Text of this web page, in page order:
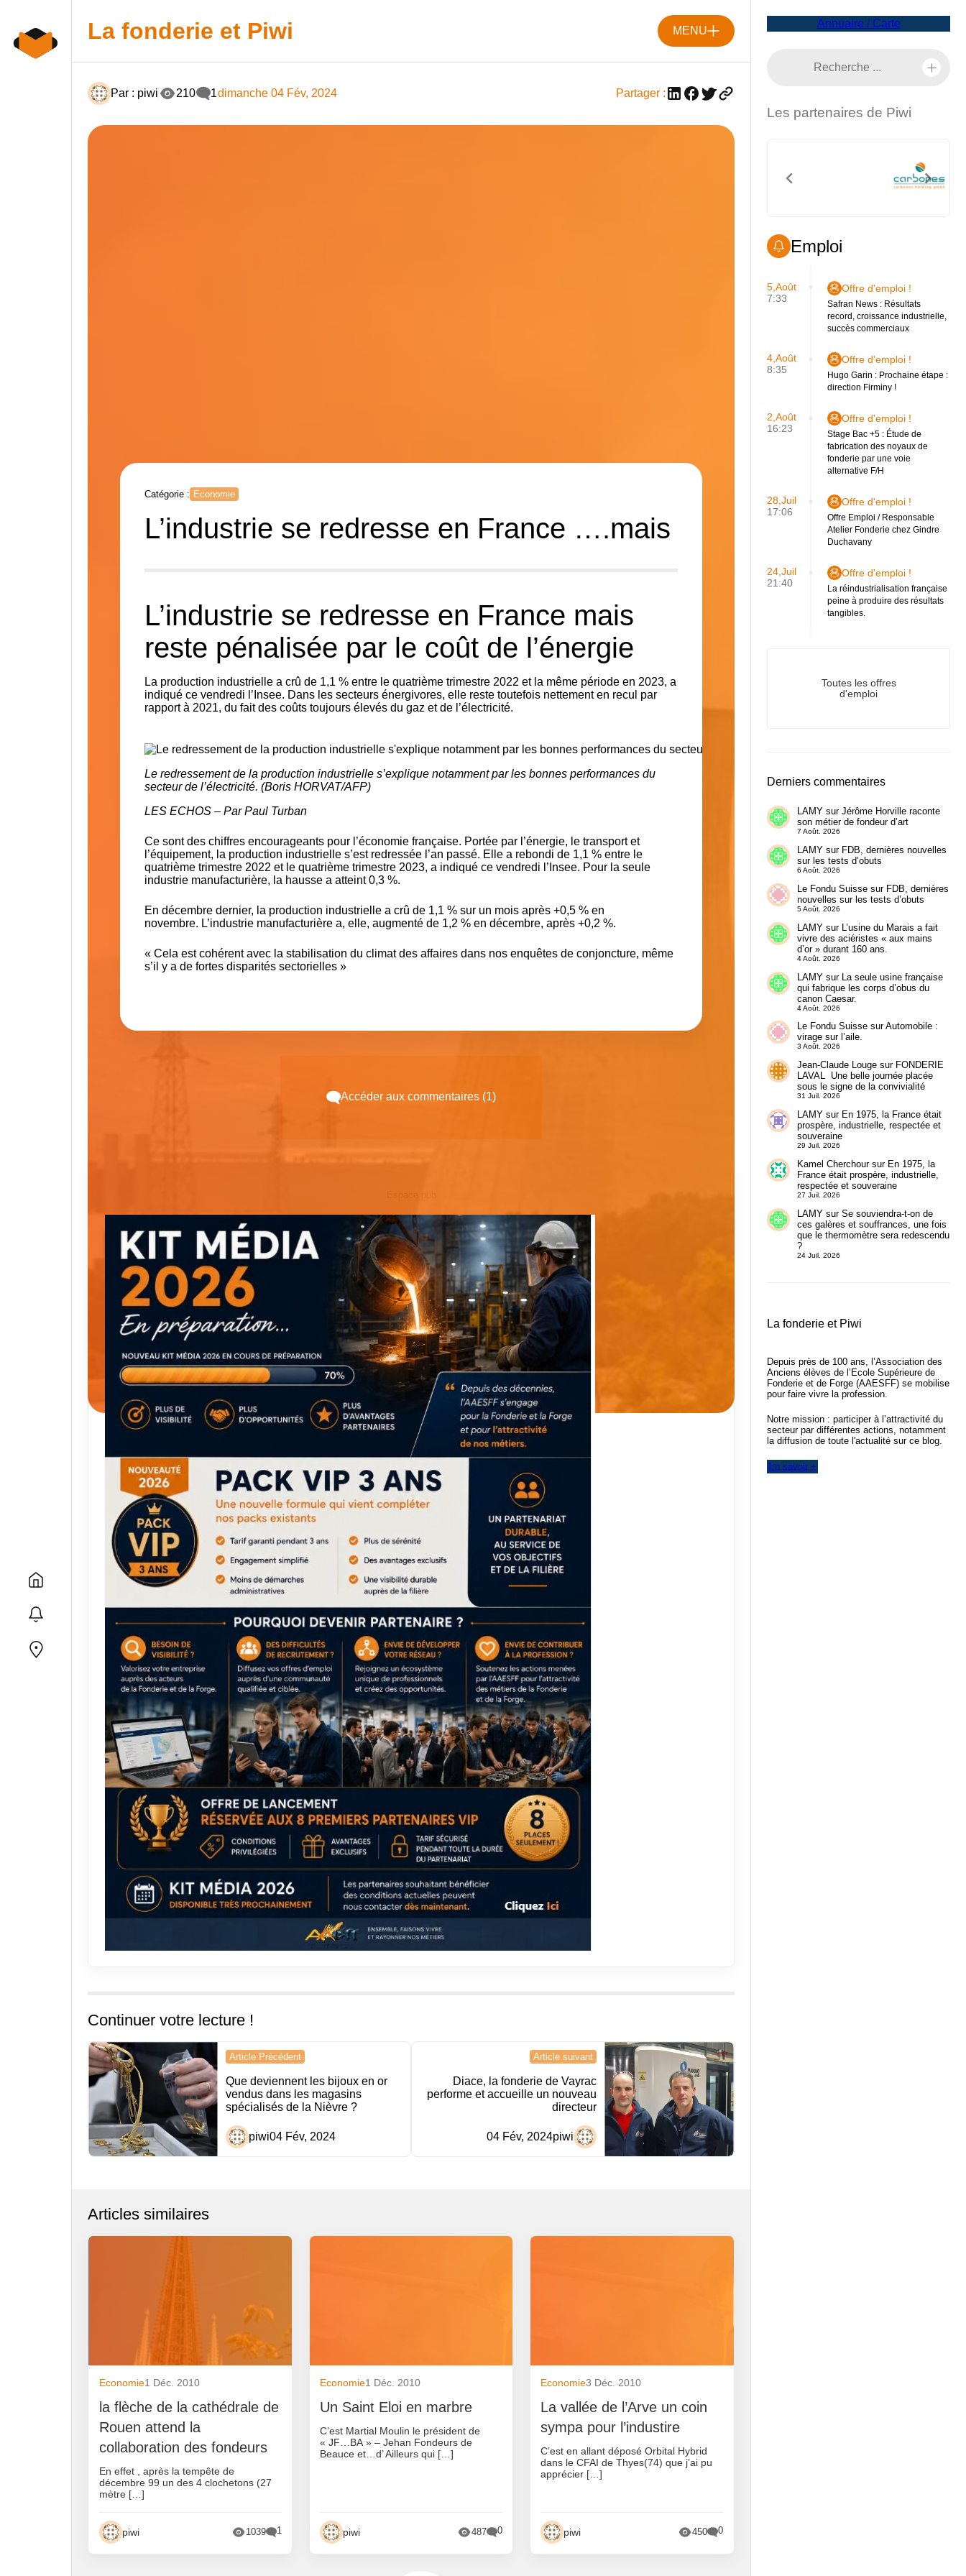
content
La fonderie et Piwi MENU
Par : piwi 210 1dimanche 04 Fév, 2024 Partager :
Catégorie : Economie
L’industrie se redresse en France ….mais
L’industrie se redresse en France mais
reste pénalisée par le coût de l’énergie
La production industrielle a crû de 1,1 % entre le quatrième trimestre 2022 et la même période en 2023, a
indiqué ce vendredi l’Insee. Dans les secteurs énergivores, elle reste toutefois nettement en recul par
rapport à 2021, du fait des coûts toujours élevés du gaz et de l’électricité.
Le redressement de la production industrielle s’explique notamment par les bonnes performances du
secteur de l’électricité. (Boris HORVAT/AFP)
LES ECHOS – ParPaul Turban
Ce sont des chiffres encourageants pour l’économie française. Portée par l’énergie, le transport et
l’équipement, la production industrielle s’est redressée l’an passé. Elle a rebondi de 1,1 % entre le
quatrième trimestre 2022 et le quatrième trimestre 2023, a indiqué cevendredi l’Insee. Pour la seule
industrie manufacturière, la hausse a atteint 0,3 %.
En décembre dernier, la production industrielle a crû de 1,1 % sur un mois après +0,5 % en
novembre. L’industrie manufacturièrea, elle, augmenté de 1,2 % en décembre, après +0,2 %.
« Cela est cohérent avec la stabilisation du climat des affaires dans nos enquêtes de conjoncture, même
s’il y a de fortes disparités sectorielles »
Accéder aux commentaires (1)
Continuer votre lecture !
Navigation
de
l’article
Article Précédent
Que deviennent les bijoux en or
vendus dans les magasins
spécialisés de la Nièvre ?
piwi04 Fév, 2024
Article suivant
Diace, la fonderie de Vayrac
performe et accueille un nouveau
directeur
piwi
04 Fév, 2024
Articles similaires
Economie1 Déc. 2010
la flèche de la cathédrale de
Rouen attend la
collaboration des fondeurs
En effet , après la tempête de
décembre 99 un des 4 clochetons (27
mètre […]
piwi 1039 1
Economie1 Déc. 2010
Un Saint Eloi en marbre
C’est Martial Moulin le président de
« JF…BA » – Jehan Fondeurs de
Beauce et…d’ Ailleurs qui […]
piwi 487 0
Economie3 Déc. 2010
La vallée de l’Arve un coin
sympa pour l’industire
C’est en allant déposé Orbital Hybrid
dans le CFAI de Thyes(74) que j’ai pu
apprécier […]
piwi 450 0
Annuaire / Carte
Les partenaires de Piwi
Emploi
5,Août
7:33
Offre d'emploi !
Safran News : Résultats
record, croissance industrielle,
succès commerciaux
4,Août
8:35
Offre d'emploi !
Hugo Garin : Prochaine étape :
direction Firminy !
2,Août
16:23
Offre d'emploi !
Stage Bac +5 : Étude de
fabrication des noyaux de
fonderie par une voie
alternative F/H
28,Juil
17:06
Offre d'emploi !
Offre Emploi / Responsable
Atelier Fonderie chez Gindre
Duchavany
24,Juil
21:40
Offre d'emploi !
La réindustrialisation française
peine à produire des résultats
tangibles.
Toutes les offres
d'emploi
Derniers commentaires
LAMYsur Jérôme Horville raconte
son métier de fondeur d’art
7 Août. 2026
LAMYsur FDB, dernières nouvelles
sur les tests d’obuts
6 Août. 2026
Le Fondu Suissesur FDB, dernières
nouvelles sur les tests d’obuts
5 Août. 2026
LAMYsur L’usine du Marais a fait
vivre des aciéristes « aux mains
d’or » durant 160 ans.
4 Août. 2026
LAMYsur La seule usine française
qui fabrique les corps d’obus du
canon Caesar.
4 Août. 2026
Le Fondu SuissesurAutomobile :
virage sur l’aile.
3 Août. 2026
Jean-Claude Lougesur FONDERIE
LAVAL Une belle journée placée
sous le signe de la convivialité
31 Juil. 2026
LAMYsur En 1975, la France était
prospère, industrielle, respectée et
souveraine
29 Juil. 2026
Kamel Cherchoursur En 1975, la
France était prospère, industrielle,
respectée et souveraine
27 Juil. 2026
LAMYsur Se souviendra-t-on de
ces galères et souffrances, une fois
que le thermomètre sera redescendu
?
24 Juil. 2026
La fonderie et Piwi
Depuis près de 100 ans, l’Association des
Anciens élèves de l’Ecole Supérieure de
Fonderie et de Forge (AAESFF) se mobilise
pour faire vivre la profession.
Notre mission : participer à l’attractivité du
secteur par différentes actions, notamment
la diffusion de toute l'actualité sur ce blog.
En savoir +